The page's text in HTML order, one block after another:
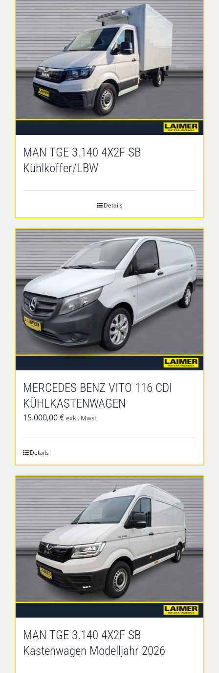
MAN TGE 3.140 4X2F SB
Kühlkoffer/LBW
Details
MERCEDES BENZ VITO 116 CDI
KÜHLKASTENWAGEN
15.000,00€ exkl. Mwst
Details
MAN TGE 3.140 4X2F SB
Kastenwagen Modelljahr 2026